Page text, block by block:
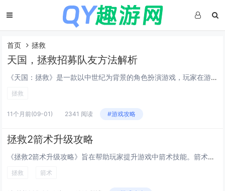
首页 拯救
天国，拯救招募队友方法解析
《天国：拯救》是一款以中世纪为背景的角色扮演游戏，玩家在游戏中可以招募多位队友共同战斗，招募队友的关键在于完成特定的任务或达成一定条件，例如提升与角色的好感度、完成支线任务或在特定地点找到他们，每位队友都有独特的技能与背景，合理搭配可提升战...
拯救
11个月前(09-01) 2341 阅读 #游戏攻略
拯救2箭术升级攻略
《拯救2箭术升级攻略》旨在帮助玩家提升游戏中箭术技能。箭术作为游戏核心玩法之一，其升级需注重资源分配与技巧练习。多参与狩猎任务积累经验值，这是提升箭术等级的关键途径。合理使用不同类型的箭矢，针对怪物弱点攻击能事半功倍。强化弓的属性、解锁新技...
拯救 箭术